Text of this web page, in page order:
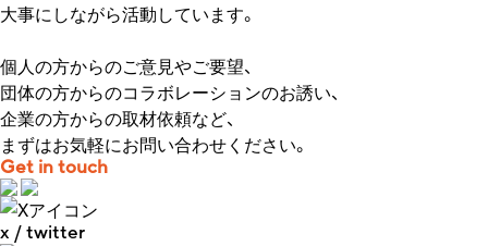
大事にしながら活動しています。
個人の方からのご意見やご要望、
団体の方からのコラボレーションのお誘い、
企業の方からの取材依頼など、
まずはお気軽にお問い合わせください。
Get in touch
x / twitter